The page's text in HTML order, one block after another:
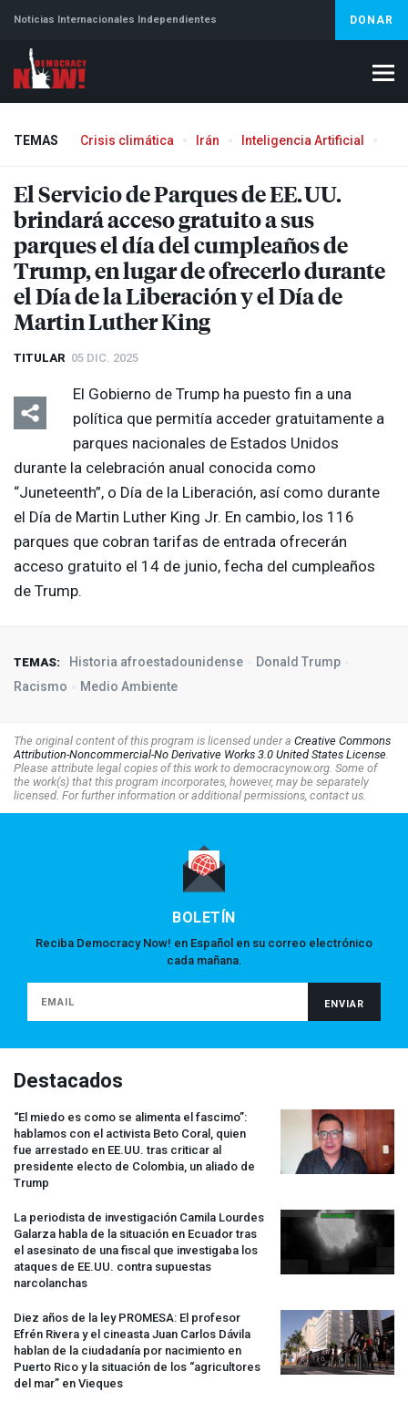
Noticias Internacionales Independientes DONAR
TEMAS Crisis climática Irán Inteligencia Artificial
El Servicio de Parques de EE. UU.
brindará acceso gratuito a sus
parques el día del cumpleaños de
Trump, en lugar de ofrecerlo durante
el Día de la Liberación y el Día de
Martin Luther King
TITULAR 05 DIC. 2025
El Gobierno de Trump ha puesto fin a una
política que permitía acceder gratuitamente a
parques nacionales de Estados Unidos
durante la celebración anual conocida como
“Juneteenth”, o Día de la Liberación, así como durante
el Día de Martin Luther King Jr. En cambio, los 116
parques que cobran tarifas de entrada ofrecerán
acceso gratuito el 14 de junio, fecha del cumpleaños
de Trump.
TEMAS: Historia afroestadounidense
Donald Trump
Racismo
Medio Ambiente
The original content of this program is licensed under a Creative Commons
Attribution-Noncommercial-No Derivative Works 3.0 United States License.
Please attribute legal copies of this work to democracynow.org. Some of
the work(s) that this program incorporates, however, may be separately
licensed. For further information or additional permissions, contact us.
BOLETÍN
Reciba Democracy Now! en Español en su correo electrónico
cada mañana.
Destacados
“El miedo es como se alimenta el fascimo”:
hablamos con el activista Beto Coral, quien
fue arrestado en EE.UU. tras criticar al
presidente electo de Colombia, un aliado de
Trump
La periodista de investigación Camila Lourdes
Galarza habla de la situación en Ecuador tras
el asesinato de una fiscal que investigaba los
ataques de EE.UU. contra supuestas
narcolanchas
Diez años de la ley PROMESA: El profesor
Efrén Rivera y el cineasta Juan Carlos Dávila
hablan de la ciudadanía por nacimiento en
Puerto Rico y la situación de los “agricultores
del mar” en Vieques